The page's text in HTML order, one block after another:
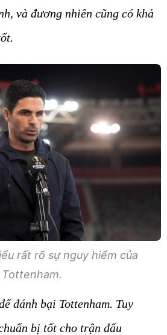
và đương nhiên cũng có khả
rất rõ sự nguy hiểm của
Tottenham.
đánh bại Tottenham. Tuy
bị tốt cho trận đấu